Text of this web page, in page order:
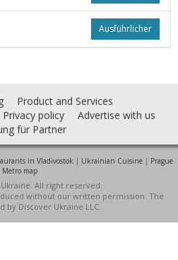
Ausführlicher
Product and Services
Privacy policy
Advertise with us
für Partner
in Vladivostok | Ukrainian Cuisine| Prague
Metro map
All right reserved.
without our written permission. The
by Discover Ukraine LLC.